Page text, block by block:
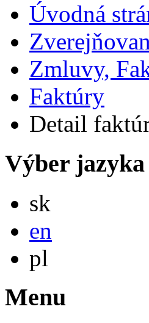
Úvodná
Zmluvy,
Faktúry
Detail
Výber jazyka
sk
en
pl
Menu